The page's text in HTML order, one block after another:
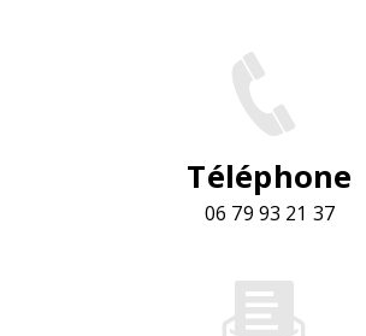
Téléphone
06 79 93 21 37